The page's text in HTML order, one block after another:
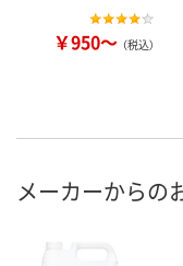
￥950～ （税込）
メーカーからの